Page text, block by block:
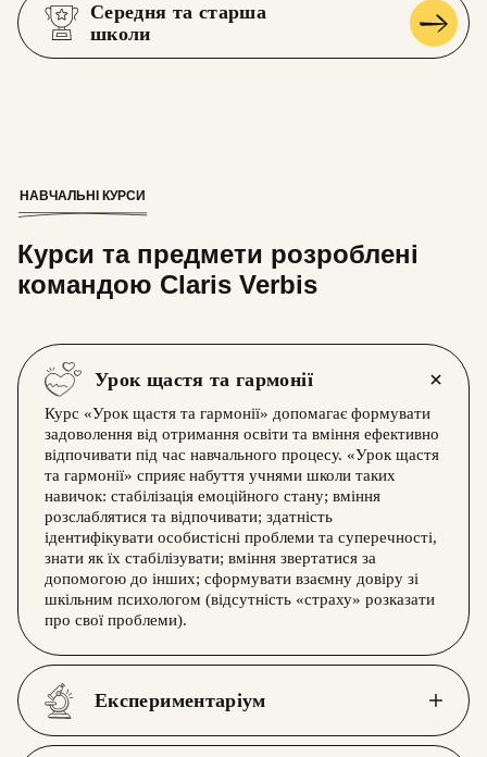
Середня та старша
школи
НАВЧАЛЬНІ КУРСИ
Курси та предмети розроблені
командою Claris Verbis
Урок щастя та гармонії
Курс «Урок щастя та гармонії» допомагає формувати
задоволення від отримання освіти та вміння ефективно
відпочивати під час навчального процесу. «Урок щастя
та гармонії» сприяє набуття учнями школи таких
навичок: стабілізація емоційного стану; вміння
розслаблятися та відпочивати; здатність
ідентифікувати особистісні проблеми та суперечності,
знати як їх стабілізувати; вміння звертатися за
допомогою до інших; сформувати взаємну довіру зі
шкільним психологом (відсутність «страху» розказати
про свої проблеми).
Експериментаріум